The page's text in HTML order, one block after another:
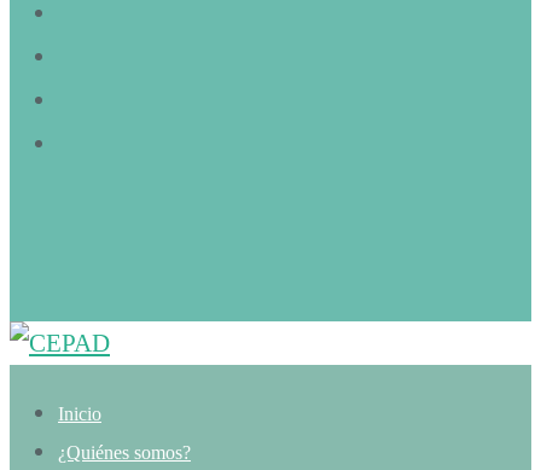
Inicio
¿Quiénes somos?